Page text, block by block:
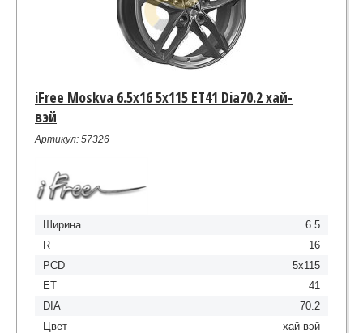
iFree Moskva 6.5x16 5x115 ET41 Dia70.2 хай-
вэй
Артикул: 57326
Ширина
6.5
R
16
PCD
5x115
ET
41
DIA
70.2
Цвет
хай-вэй